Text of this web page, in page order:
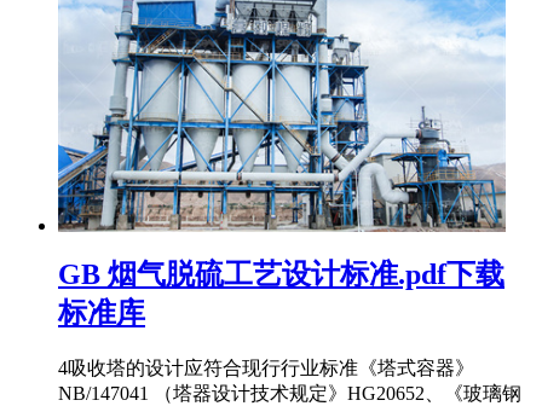
GB 烟气脱硫工艺设计标准.pdf下载
标准库
4吸收塔的设计应符合现行行业标准《塔式容器》
NB/147041 （塔器设计技术规定》HG20652、《玻璃钢